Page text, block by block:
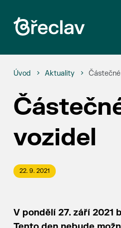
Úvod Aktuality
vozidel
22. 9. 2021
V pondělí ‪27. září 2021‬